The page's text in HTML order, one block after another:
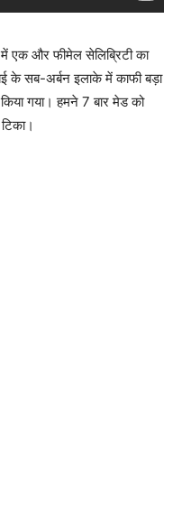
में एक और फीमेल सेलिब्रिटी का
के सब-अर्बन इलाके में काफी बड़ा
गया। हमने 7 बार मेड को